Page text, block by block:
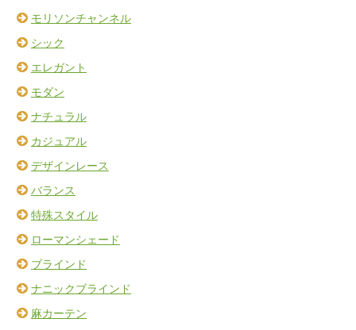
モリソンチャンネル
シック
エレガント
モダン
ナチュラル
カジュアル
デザインレース
バランス
特殊スタイル
ローマンシェード
ブラインド
ナニックブラインド
麻カーテン